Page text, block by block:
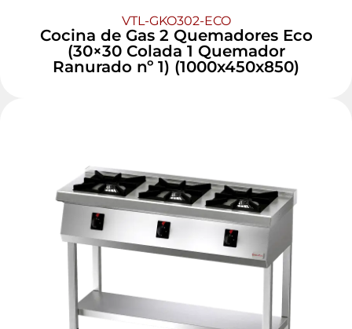
VTL-GKO302-ECO
Cocina de Gas 2 Quemadores Eco
(30×30 Colada 1 Quemador
Ranurado nº 1) (1000x450x850)